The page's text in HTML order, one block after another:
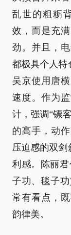
乱世的粗粝
效，而是充
劲。并且，
都极具个人特
吴京使用唐
速度。作为
计，强调“镖
的高手，动
压迫感的双剑
利感。陈丽
子功、毯子
常有看点，
韵律美。